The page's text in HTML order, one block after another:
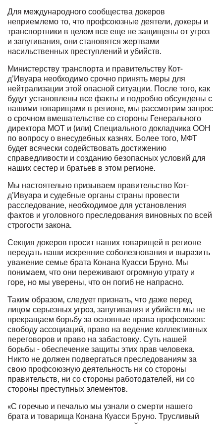
Для международного сообщества докеров
неприемлемо то, что профсоюзные деятели, докеры и
транспортники в целом все еще не защищены от угроз
и запугивания, они становятся жертвами
насильственных преступлений и убийств.
Министерству транспорта и правительству Кот-
д’Ивуара необходимо срочно принять меры для
нейтрализации этой опасной ситуации. После того, как
будут установлены все факты и подробно обсуждены с
нашими товарищами в регионе, мы рассмотрим запрос
о срочном вмешательстве со стороны Генерального
директора МОТ и (или) Специального докладчика ООН
по вопросу о внесудебных казнях. Более того, МФТ
будет всячески содействовать достижению
справедливости и созданию безопасных условий для
наших сестер и братьев в этом регионе.
Мы настоятельно призываем правительство Кот-
д’Ивуара и судебные органы страны провести
расследование, необходимое для установления
фактов и уголовного преследования виновных по всей
строгости закона.
Секция докеров просит наших товарищей в регионе
передать наши искренние соболезнования и выразить
уважение семье брата Конана Куасси Бруно. Мы
понимаем, что они переживают огромную утрату и
горе, но мы уверены, что он погиб не напрасно.
Таким образом, следует признать, что даже перед
лицом серьезных угроз, запугивания и убийств мы не
прекращаем борьбу за основные права профсоюзов:
свободу ассоциаций, право на ведение коллективных
переговоров и право на забастовку. Суть нашей
борьбы - обеспечение защиты этих прав человека.
Никто не должен подвергаться преследованиям за
свою профсоюзную деятельность ни со стороны
правительств, ни со стороны работодателей, ни со
стороны преступных элементов.
«С горечью и печалью мы узнали о смерти нашего
брата и товарища Конана Куасси Бруно. Трусливый